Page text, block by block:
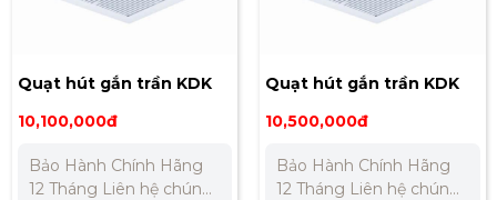
Quạt hút gắn trần KDK
38CDG
10,100,000đ
Bảo Hành Chính Hãng
12 Tháng Liên hệ chúng
Quạt hút gắn trần KDK
38CHG
10,500,000đ
Bảo Hành Chính Hãng
12 Tháng Liên hệ chúng